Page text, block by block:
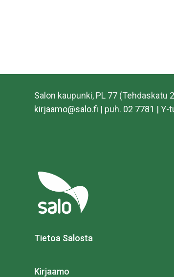
Salon kaupunki, PL 77 (Tehdaskatu
kirjaamo@salo.fi | puh. 02 7781 | Y-
Tietoa Salosta
Kirjaamo